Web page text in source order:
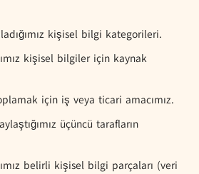
kişisel bilgi kategorileri.
kişisel bilgiler için kaynak
için iş veya ticari amacımız.
üçüncü tarafların
belirli kişisel bilgi parçaları (veri